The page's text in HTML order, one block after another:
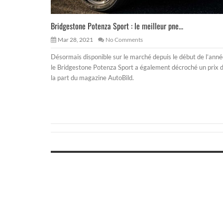
Bridgestone Potenza Sport : le meilleur pne...
Mar 28, 2021 No Comments
Désormais disponible sur le marché depuis le début de
le Bridgestone Potenza Sport a également décroché un prix
la part du magazine AutoBild.